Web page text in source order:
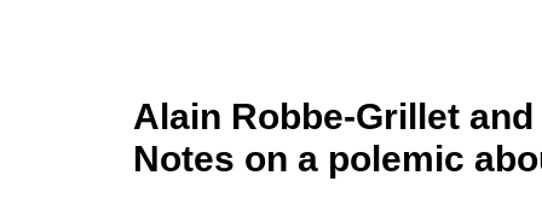
Alain Robbe-Grillet
Notes on a polemic